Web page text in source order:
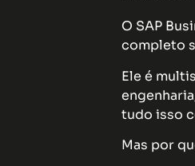
O SAP
completo
Ele é
tudo isso
Mas por